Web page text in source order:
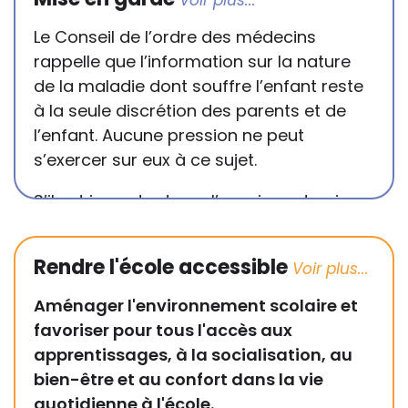
Le Conseil de l’ordre des médecins
rappelle que l’information sur la nature
de la maladie dont souffre l’enfant reste
à la seule discrétion des parents et de
l’enfant. Aucune pression ne peut
s’exercer sur eux à ce sujet.
S’il est important que l’enseignant puisse
handicap sur les apprentissages, cela ne
passe pas forcément pas l’exposé du
diagnostic en tant que tel.
Cette information doit être adaptée par
chacun, dans le respect de l’individu en
Rendre l'école accessible
Aménager l'environnement scolaire et
favoriser pour tous l'accès aux
apprentissages, à la socialisation, au
bien-être et au confort dans la vie